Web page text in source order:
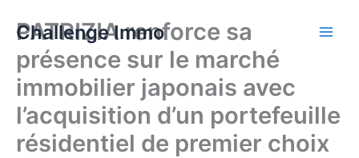
Challenge Immo
PATRIZIA renforce sa
présence sur le marché
immobilier japonais avec
l’acquisition d’un portefeuille
résidentiel de premier choix